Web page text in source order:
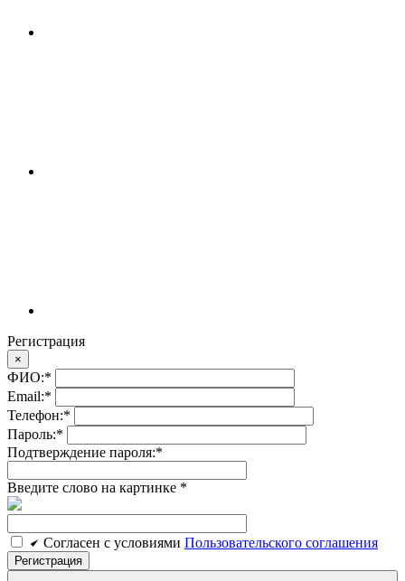
Регистрация
×
ФИО:*
Email:*
Телефон:*
Пароль:*
Подтверждение пароля:*
Введите слово на картинке *
Cогласен c условиями Пользовательского соглашения